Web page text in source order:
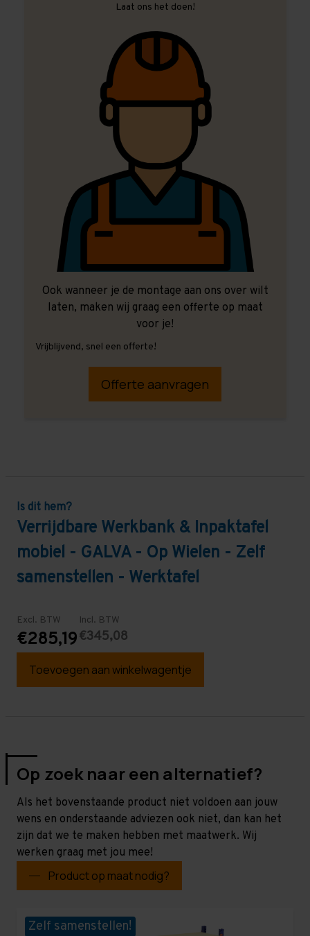
Laat ons het doen!
Ook wanneer je de montage aan ons over wilt
laten, maken wij graag een offerte op maat
voor je!
Vrijblijvend, snel een offerte!
Offerte aanvragen
Is dit hem?
Verrijdbare Werkbank & Inpaktafel
mobiel - GALVA - Op Wielen - Zelf
samenstellen - Werktafel
Excl. BTW
€285,19
Incl. BTW
€345,08
Toevoegen aan winkelwagentje
Op zoek naar een alternatief?
Als het bovenstaande product niet voldoen aan jouw
wens en onderstaande adviezen ook niet, dan kan het
zijn dat we te maken hebben met maatwerk. Wij
werken graag met jou mee!
Product op maat nodig?
Zelf samenstellen!